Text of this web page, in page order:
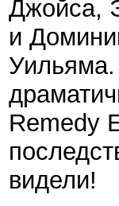
Джойса,
и
Remedy
видели!